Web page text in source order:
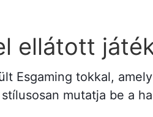
ellátott
Esgaming tokkal,
mutatja be a